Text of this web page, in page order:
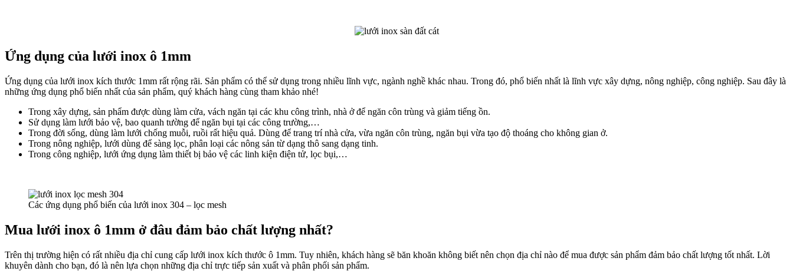
Ứng dụng của lưới inox ô 1mm
Ứng dụng của lưới inox kích thước 1mm rất rộng rãi. Sản phẩm có thể sử dụng trong nhiều lĩnh vực, ngành nghề khác nhau. Trong đó, phổ biến nhất là lĩnh vực xây dựng, nông nghiệp, công nghiệp. Sau đây là
những ứng dụng phổ biến nhất của sản phẩm, quý khách hàng cùng tham khảo nhé!
Trong xây dựng, sản phẩm được dùng làm cửa, vách ngăn tại các khu công trình, nhà ở để ngăn côn trùng và giảm tiếng ồn.
Sử dụng làm lưới bảo vệ, bao quanh tường để ngăn bụi tại các công trường,…
Trong đời sống, dùng làm lưới chống muỗi, ruồi rất hiệu quả. Dùng để trang trí nhà cửa, vừa ngăn côn trùng, ngăn bụi vừa tạo độ thoáng cho không gian ở.
Trong nông nghiệp, lưới dùng để sàng lọc, phân loại các nông sản từ dạng thô sang dạng tinh.
Trong công nghiệp, lưới ứng dụng làm thiết bị bảo vệ các linh kiện điện tử, lọc bụi,…
Các ứng dụng phổ biến của lưới inox 304 – lọc mesh
Mua lưới inox ô 1mm ở đâu đảm bảo chất lượng nhất?
Trên thị trường hiện có rất nhiều địa chỉ cung cấp lưới inox kích thước ô 1mm. Tuy nhiên, khách hàng sẽ băn khoăn không biết nên chọn địa chỉ nào để mua được sản phẩm đảm bảo chất lượng tốt nhất. Lời
khuyên dành cho bạn, đó là nên lựa chọn những địa chỉ trực tiếp sản xuất và phân phối sản phẩm.